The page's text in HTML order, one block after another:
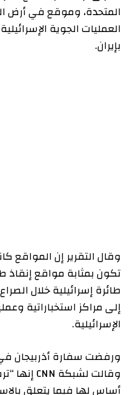
المتحدة، وموقع في أرض
العمليات الجوية
بإيران.
وقال التقرير إن المواقع
تكون بمثابة مواقع
طائرة إسرائيلية خلال
إلى مراكز استخباراتية
الإسرائيلية.
ورفضت سفارة أذربيجان
وقالت لشبكة CNN إنها “ترفض بشدة”.
أساس لها فيما يتعلق